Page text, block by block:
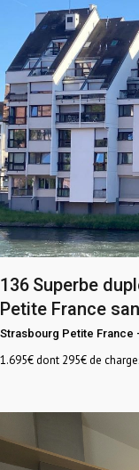
136 Superbe
Petite France
Strasbourg Petite France
1.695€ dont 295€ de